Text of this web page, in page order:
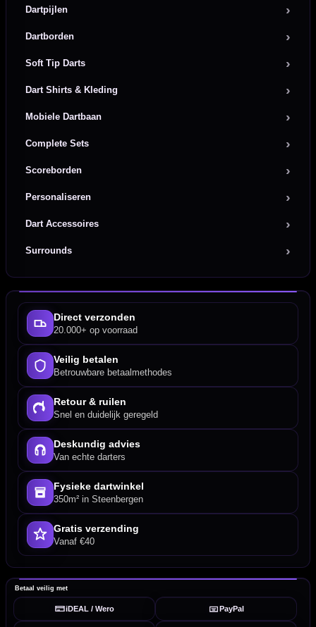
Dartpijlen
Dartborden
Soft Tip Darts
Dart Shirts & Kleding
Mobiele Dartbaan
Complete Sets
Scoreborden
Personaliseren
Dart Accessoires
Surrounds
Direct verzonden
20.000+ op voorraad
Veilig betalen
Betrouwbare betaalmethodes
Retour & ruilen
Snel en duidelijk geregeld
Deskundig advies
Van echte darters
Fysieke dartwinkel
350m² in Steenbergen
Gratis verzending
Vanaf €40
Betaal veilig met
iDEAL / Wero PayPal